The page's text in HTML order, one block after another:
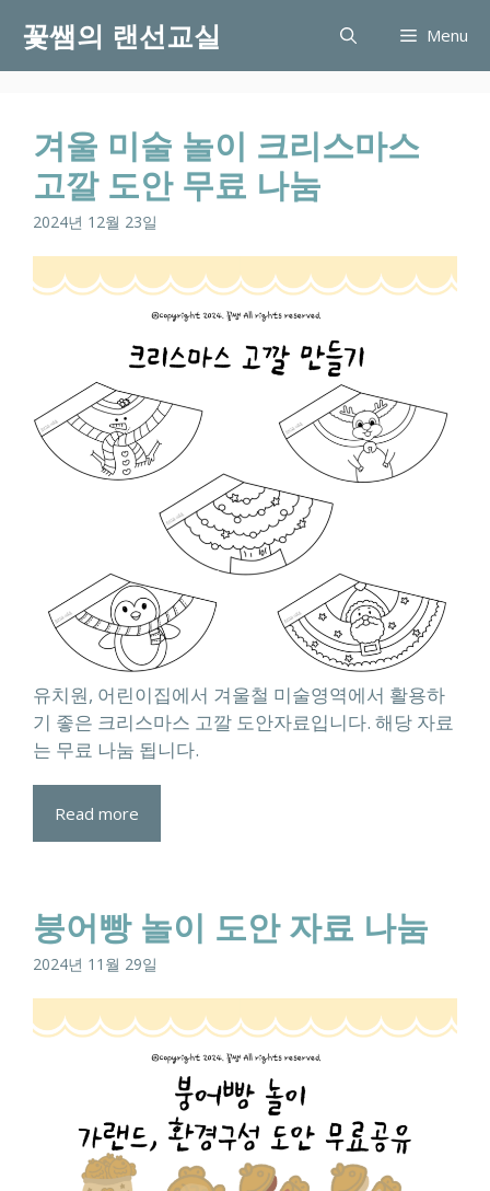
content
꽃쌤의 랜선교실 Menu
겨울 미술 놀이 크리스마스
고깔 도안 무료 나눔
2024년 12월 23일
유치원, 어린이집에서 겨울철 미술영역에서 활용하
기 좋은 크리스마스 고깔 도안자료입니다. 해당 자료
는 무료 나눔 됩니다.
Read more
붕어빵 놀이 도안 자료 나눔
2024년 11월 29일